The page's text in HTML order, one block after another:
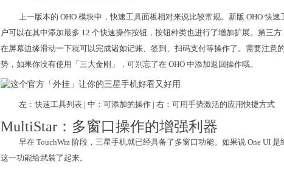
上一版本的 OHO 模块中，快速工具面板相对来说比较常规。新版 OHO 快
户可以在其中添加最多 12 个快速操作按钮，按钮种类也进行了增加扩展。第三
在屏幕边缘滑动一下就可以完成诸如记账、签到、扫码支付等操作了。需要注意
势，如果你没有使用「三大金刚」，可别忘了在 OHO 中添加返回操作哦。
左：快速工具列表 | 中：可添加的操作 | 右：可用手势激活的应用快捷方式
MultiStar：多窗口操作的增强利器
早在 TouchWiz 阶段，三星手机就已经具备了多窗口功能。如果说 One UI
这一功能给武装了起来。